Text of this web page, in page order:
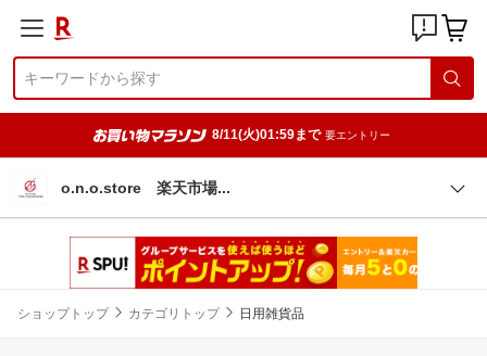
8/11(火)01:59まで 要エントリー
o.n.o.store 楽天市場
ショップトップ カテゴリトップ 日用雑貨品